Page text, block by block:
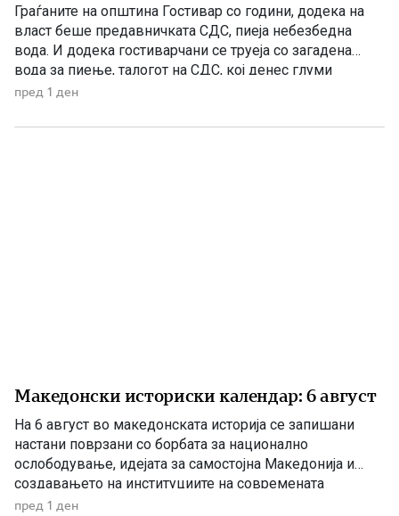
Граѓаните на општина Гостивар со години, додека на
власт беше предавничката СДС, пиеја небезбедна
вода. И додека гостиварчани се труеја со загадена
вода за пиење, талогот на СДС, кој денес глуми
загриженост, само за да ќари некој беден политички
анализи, во повеќе наврати во гостиварскиот
пред 1 ден
Македонски историски календар: 6 август
На 6 август во македонската историја се запишани
настани поврзани со борбата за национално
ослободување, идејата за самостојна Македонија и
создавањето на институциите на современата
македонска држава. 1875 – Роден е Григорие Хаџи
пред 1 ден